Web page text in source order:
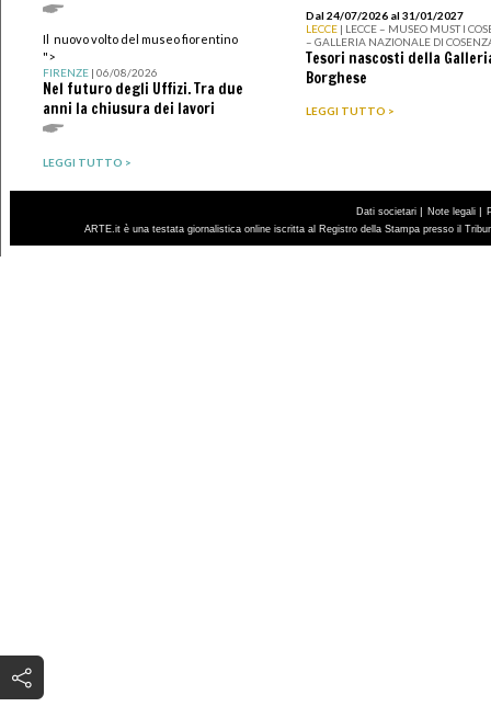
Il nuovo volto del museo fiorentino
">
FIRENZE| 06/08/2026
Nel futuro degli Uffizi. Tra due
anni la chiusura dei lavori
LEGGI TUTTO >
Dal 24/07/2026 al 31/01/2027
LECCE | LECCE – MUSEO MUST I
– GALLERIA NAZIONALE DI
Tesori nascosti della
Borghese
LEGGI TUTTO >
Dati societari | Note legali |
ARTE.it è una testata giornalistica online iscritta al Registro della Stampa presso il